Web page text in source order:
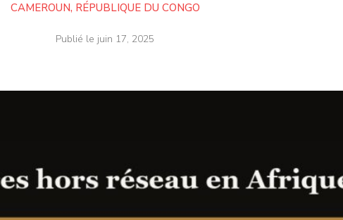
CAMEROUN, RÉPUBLIQUE DU CONGO
Publié le juin 17, 2025